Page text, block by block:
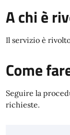
A chi è
Il servizio è
Come
Seguire la
richieste.